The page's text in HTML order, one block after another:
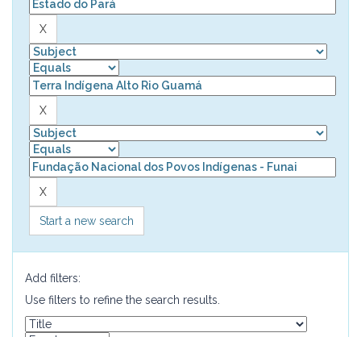
Start a new search
Add filters:
Use filters to refine the search results.